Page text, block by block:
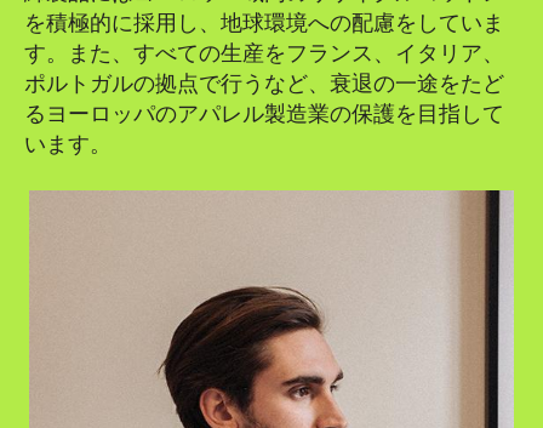
を積極的に採用し、地球環境への配慮をしていま
す。また、すべての生産をフランス、イタリア、
ポルトガルの拠点で行うなど、衰退の一途をたど
るヨーロッパのアパレル製造業の保護を目指して
います。